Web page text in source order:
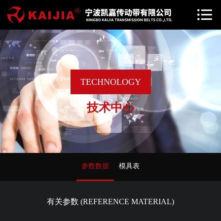
TECHNOLOGY
技术中心
参数数据 模具表
有关参数 (REFERENCE MATERIAL)